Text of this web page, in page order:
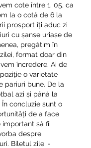
cote între 1. 05, ca
la o cotă de 6 la
prosport îți aduc zi
cu șanse uriașe de
pregătim în
format doar din
încredere. Ai de
o varietate
pariuri bune. De la
azi și până la
concluzie sunt o
de a face
important să fii
despre
Biletul zilei -